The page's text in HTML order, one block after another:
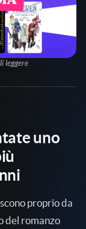
leggere
uno
proprio da
del romanzo